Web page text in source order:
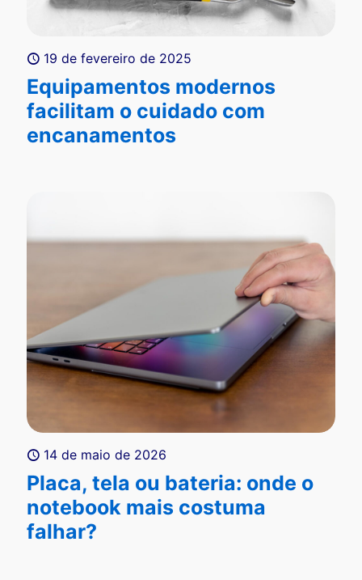
19 de fevereiro de 2025
Equipamentos modernos
facilitam o cuidado com
encanamentos
14 de maio de 2026
Placa, tela ou bateria: onde o
notebook mais costuma
falhar?